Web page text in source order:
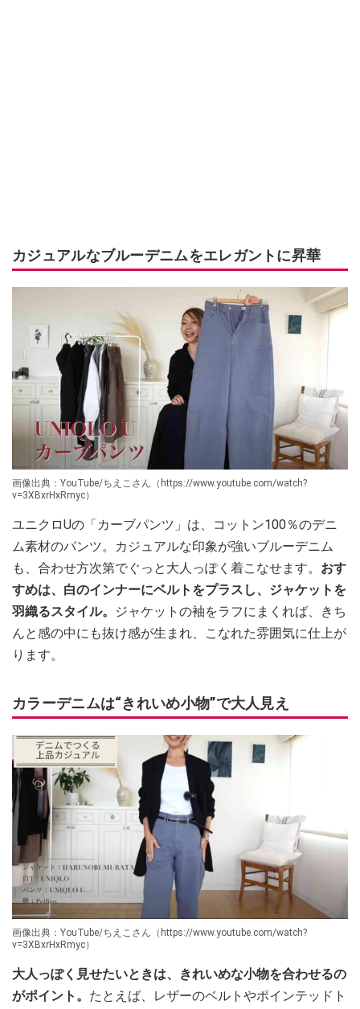
カジュアルなブルーデニムをエレガントに昇華
画像出典：YouTube/ちえこさん（https://www.youtube.com/watch?
v=3XBxrHxRmyc）
ユニクロUの「カーブパンツ」は、コットン100％のデニ
ム素材のパンツ。カジュアルな印象が強いブルーデニム
も、合わせ方次第でぐっと大人っぽく着こなせます。 おす
すめは、白のインナーにベルトをプラスし、ジャケットを
羽織るスタイル。
ジャケットの袖をラフにまくれば、きち
んと感の中にも抜け感が生まれ、こなれた雰囲気に仕上が
ります。
カラーデニムは“きれいめ小物”で大人見え
画像出典：YouTube/ちえこさん（https://www.youtube.com/watch?
v=3XBxrHxRmyc）
大人っぽく見せたいときは、きれいめな小物を合わせるの
がポイント。 たとえば、レザーのベルトやポインテッドト